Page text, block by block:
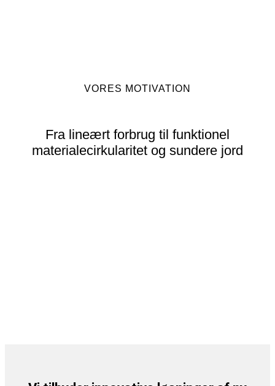
VORES MOTIVATION
Fra lineært forbrug til funktionel
materialecirkularitet og sundere jord